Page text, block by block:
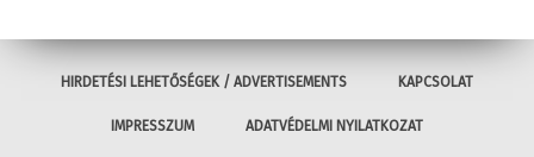
HIRDETÉSI LEHETŐSÉGEK / ADVERTISEMENTS KAPCSOLAT
IMPRESSZUM ADATVÉDELMI NYILATKOZAT